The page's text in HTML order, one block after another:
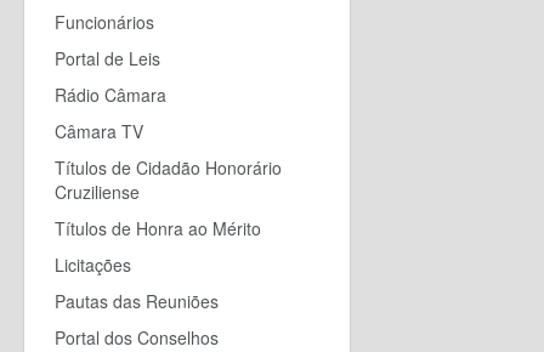
Funcionários
Portal de Leis
Rádio Câmara
Câmara TV
Títulos de Cidadão Honorário
Cruziliense
Títulos de Honra ao Mérito
Licitações
Pautas das Reuniões
Portal dos Conselhos